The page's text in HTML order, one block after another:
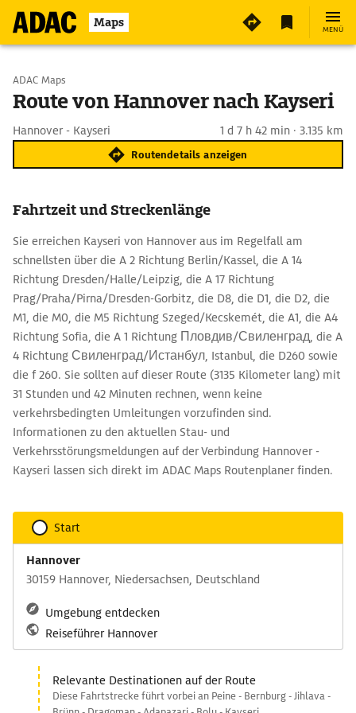
Maps MENÜ
Start wählen
ADAC Maps
Route von Hannover nach Kayseri
Hannover - Kayseri 1 d 7 h 42 min · 3.135 km
Routendetails anzeigen
Fahrtzeit und Streckenlänge
Sie erreichen Kayseri von Hannover aus im Regelfall am
schnellsten über die A 2 Richtung Berlin/Kassel, die A 14
Richtung Dresden/Halle/Leipzig, die A 17 Richtung
Prag/Praha/Pirna/Dresden-Gorbitz, die D8, die D1, die D2, die
M1, die M0, die M5 Richtung Szeged/Kecskemét, die A1, die A4
Richtung Sofia, die A 1 Richtung Пловдив/Свиленград, die A
4 Richtung Свиленград/Истанбул, Istanbul, die D260 sowie
die f 260. Sie sollten auf dieser Route (3135 Kilometer lang) mit
31 Stunden und 42 Minuten rechnen, wenn keine
verkehrsbedingten Umleitungen vorzufinden sind.
Informationen zu den aktuellen Stau- und
Verkehrsstörungsmeldungen auf der Verbindung Hannover -
Kayseri lassen sich direkt im ADAC Maps Routenplaner finden.
Start
Hannover
30159 Hannover, Niedersachsen, Deutschland
Umgebung entdecken
Reiseführer Hannover
Relevante Destinationen auf der Route
Diese Fahrtstrecke führt vorbei an Peine - Bernburg - Jihlava -